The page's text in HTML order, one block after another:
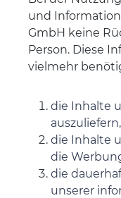
und
GmbH keine
Person. Diese
vielmehr
die Inhalte
auszuliefern,
die Inhalte
die
die
unserer